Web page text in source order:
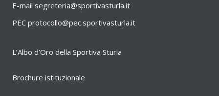
E-mail segreteria@sportivasturla.it
PEC protocollo@pec.sportivasturla.it
L’Albo d’Oro della Sportiva Sturla
Brochure istituzionale